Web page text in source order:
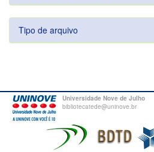
Tipo de arquivo
Universidade Nove de Julho
bibliotecatede@uninove.br